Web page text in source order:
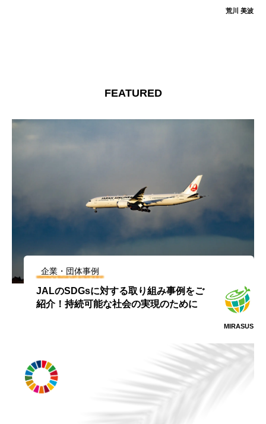
MAMI
FEATURED
企業・団体事例
JALのSDGsに対する取り組み事例をご
紹介！持続可能な社会の実現のために
MIRASUS